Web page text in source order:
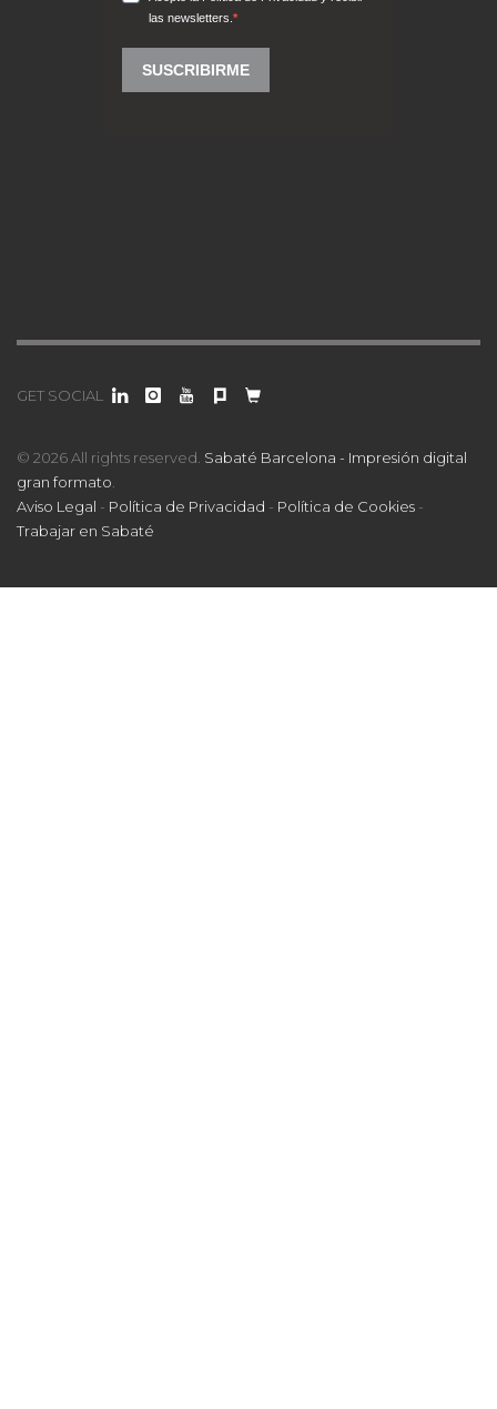
GET SOCIAL
© 2026 All rights reserved. Sabaté Barcelona - Impresión digital
gran formato.
Aviso Legal - Política de Privacidad - Política de Cookies -
Trabajar en Sabaté